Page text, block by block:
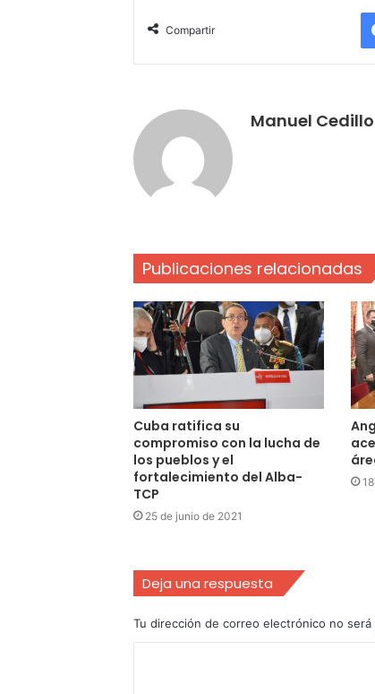
Compartir
Manuel Cedillo
Publicaciones relacionadas
Cuba ratifica su
compromiso con la lucha de
los pueblos y el
fortalecimiento del Alba-
TCP
25 de junio de 2021
Deja una respuesta
Tu dirección de correo electrónico no será